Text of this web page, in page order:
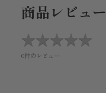
商品レビュー
★★★★★
★★★★★
0件のレビュー